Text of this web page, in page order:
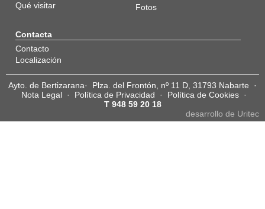
Qué visitar
Fotos
Contacta
Contacto
Localización
Ayto. de Bertizarana· Plza. del Frontón, nº 11 D, 31793 Nabarte ·
Nota Legal· Política de Privacidad · Política de Cookies·
T 948 59 20 18
desarrollo de Uritec